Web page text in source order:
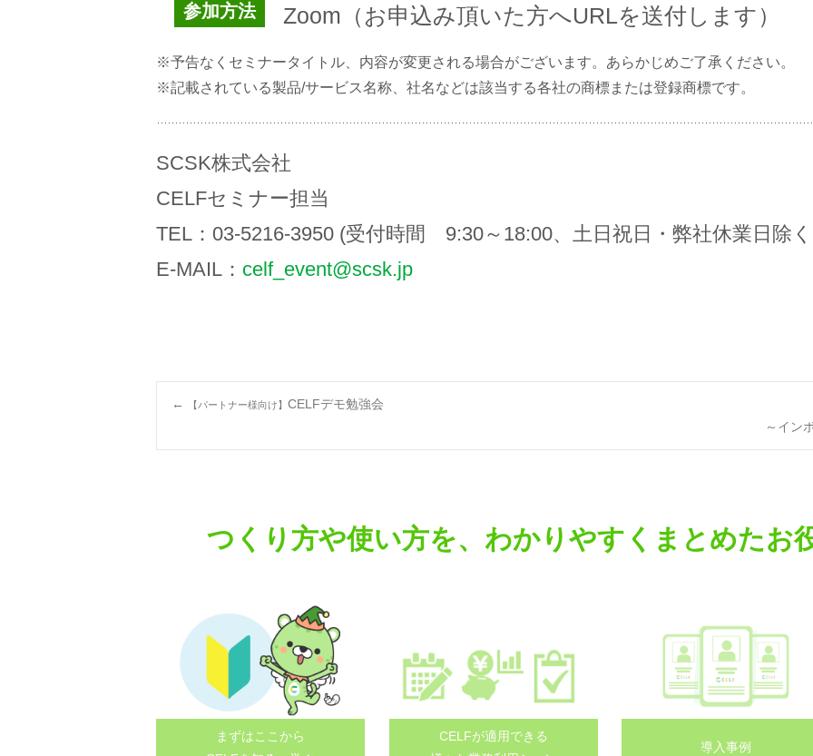
参加方法 Zoom（お申込み頂いた方へURLを送付します）
※予告なくセミナータイトル、内容が変更される場合がございます。あらかじめご了承ください。
※記載されている製品/サービス名称、社名などは該当する各社の商標または登録商標です。
SCSK株式会社
CELFセミナー担当
TEL：03-5216-3950 (受付時間 9:30～18:00、土日祝日・弊社休業日除
E-MAIL： celf_event@scsk.jp
Post
← 【パートナー様向け】 CELFデモ勉強会
～イン
つくり方や使い方を、わかりやすくまとめたお
まずはここから
CELFが適用できる
導入事例